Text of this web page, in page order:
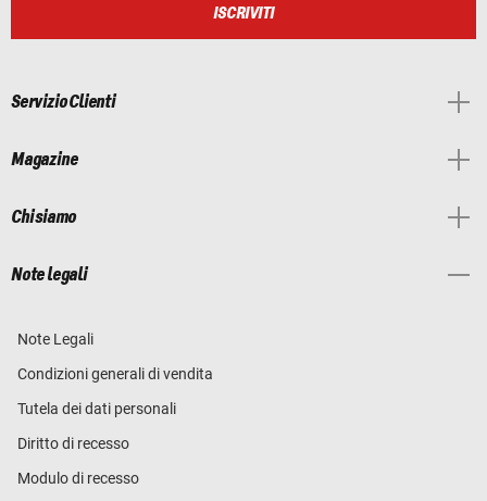
ISCRIVITI
Servizio Clienti
Magazine
Chi siamo
Note legali
Note Legali
Condizioni generali di vendita
Tutela dei dati personali
Diritto di recesso
Modulo di recesso